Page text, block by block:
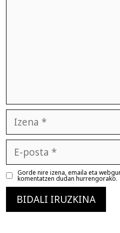
posta
Gorde nire izena, emaila eta
komentatzen dudan hurrengorako.